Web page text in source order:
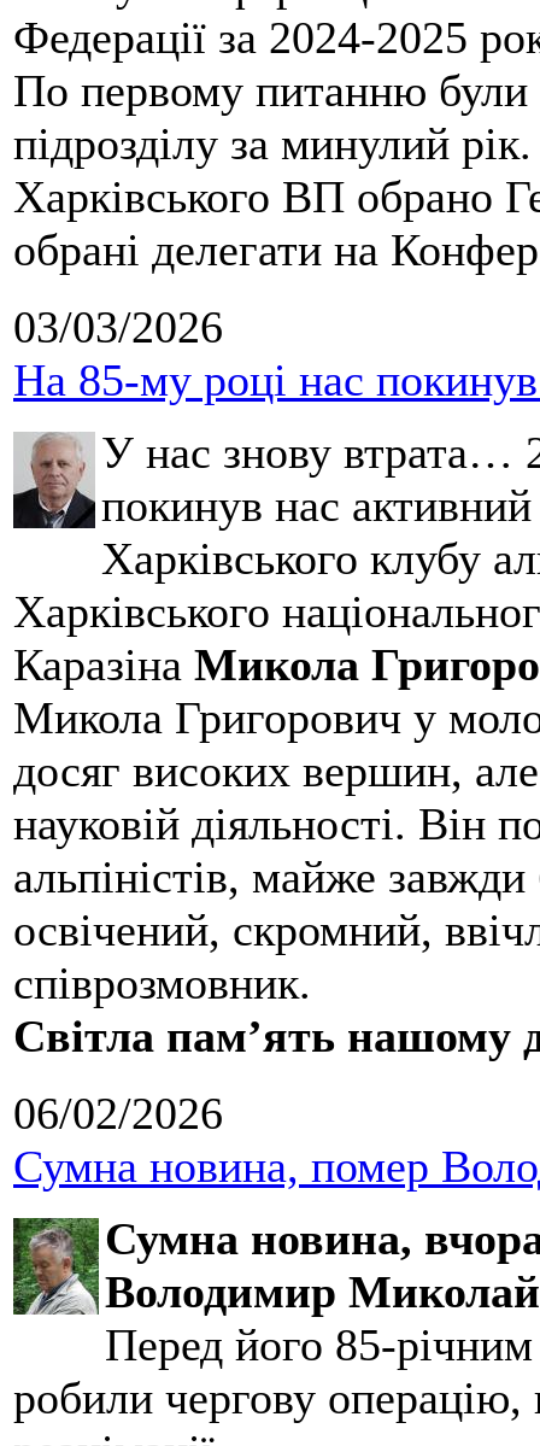
Федерації за 2024-2025
По первому питанню були
підрозділу за минулий
Харківського ВП обрано
обрані делегати на
03/03/2026
На 85-му році нас
У нас знову втрата…
покинув нас
Харківського клубу
Харківського
Каразіна Микола
Микола Григорович у
досяг високих вершин,
науковій діяльності. Він
альпіністів, майже
освічений, скромний,
співрозмовник.
Світла пам’ять нашому
06/02/2026
Сумна новина, помер
Сумна новина,
Володимир
Перед його 85-
робили чергову операцію,